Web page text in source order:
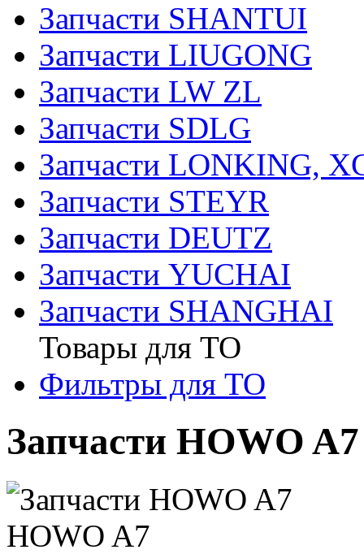
Запчасти SHANTUI
Запчасти LIUGONG
Запчасти LW ZL
Запчасти SDLG
Запчасти LONKING,
Запчасти STEYR
Запчасти DEUTZ
Запчасти YUCHAI
Запчасти SHANGHAI
Товары для ТО
Фильтры для ТО
Запчасти HOWO A7
HOWO A7